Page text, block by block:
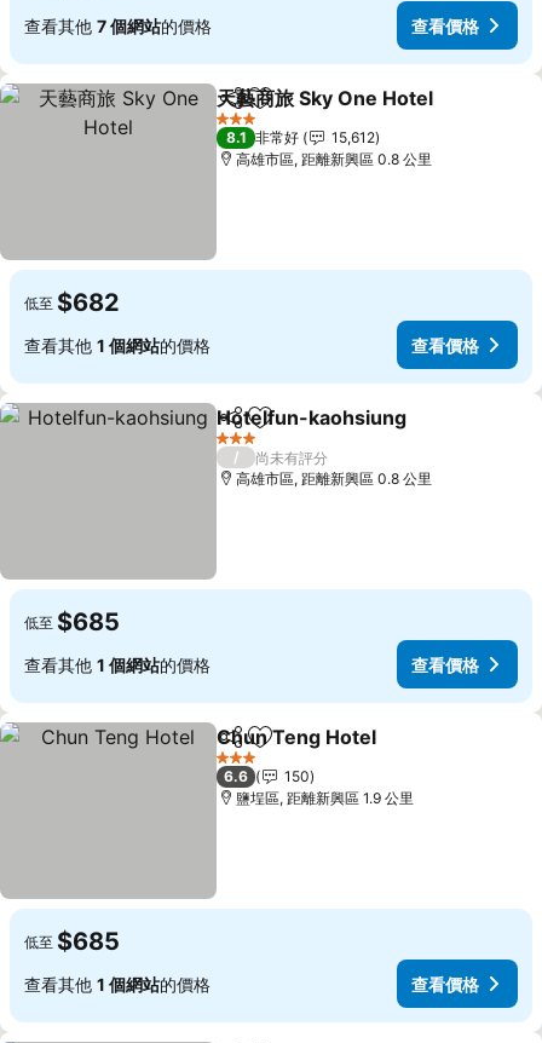
查看其他 7 個網站的價格 查看價格
分享 加入我的最愛
天藝商旅 Sky One Hotel
3 星級
8.1 非常好
15,612
高雄市區, 距離新興區 0.8 公里
低至 $682
查看其他 1 個網站的價格 查看價格
分享 加入我的最愛
Hotelfun-kaohsiung
3 星級
/
尚未有評分
高雄市區, 距離新興區 0.8 公里
低至 $685
查看其他 1 個網站的價格 查看價格
分享 加入我的最愛
Chun Teng Hotel
3 星級
6.6
150
鹽埕區, 距離新興區 1.9 公里
低至 $685
查看其他 1 個網站的價格 查看價格